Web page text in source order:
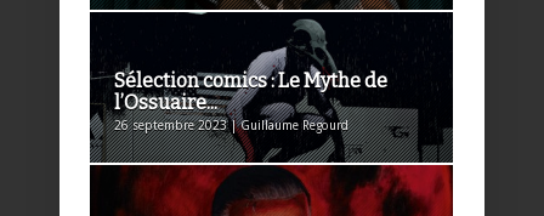
Sélection comics : Le Mythe de
l’Ossuaire...
26 septembre 2023 | Guillaume Regourd